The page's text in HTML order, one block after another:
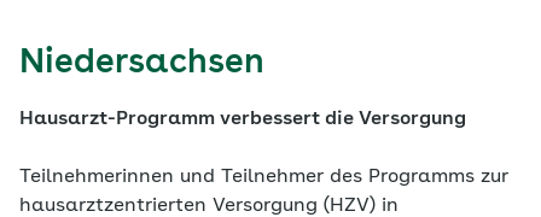
Niedersachsen
Hausarzt-Programm verbessert die Versorgung
Teilnehmerinnen und Teilnehmer des Programms zur
hausarztzentrierten Versorgung (HZV) in